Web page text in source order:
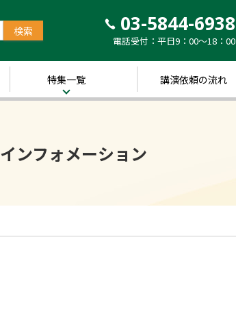
03-5844-6938
電話受付：平日9：00～18：00
特集一覧
～経営の“実践者”が
語る～講演のできる
y”において「10分講
講演依頼の流れ
インフォメーション